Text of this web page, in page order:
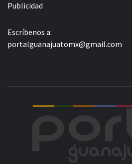
Publicidad
Escríbenos a:
portalguanajuatomx@gmail.com